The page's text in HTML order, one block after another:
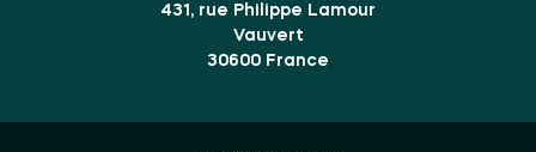
431, rue Philippe Lamour
Vauvert
30600 France